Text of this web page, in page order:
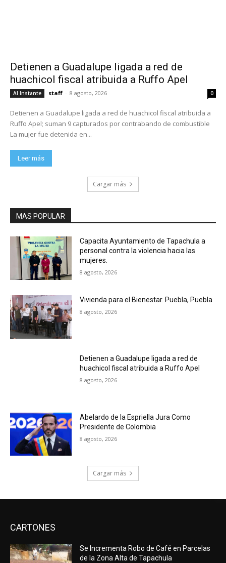
Detienen a Guadalupe ligada a red de
huachicol fiscal atribuida a Ruffo Apel
Al Instante staff - 8 agosto, 2026 0
Detienen a Guadalupe ligada a red de huachicol fiscal atribuida a
Ruffo Apel; suman 9 capturados por contrabando de combustible
La mujer fue detenida en...
Leer más
Cargar más
MAS POPULAR
Capacita Ayuntamiento de Tapachula a
personal contra la violencia hacia las
mujeres.
8 agosto, 2026
Vivienda para el Bienestar. Puebla, Puebla
8 agosto, 2026
Detienen a Guadalupe ligada a red de
huachicol fiscal atribuida a Ruffo Apel
8 agosto, 2026
Abelardo de la Espriella Jura Como
Presidente de Colombia
8 agosto, 2026
Cargar más
CARTONES
Se Incrementa Robo de Café en Parcelas
de la Zona Alta de Tapachula